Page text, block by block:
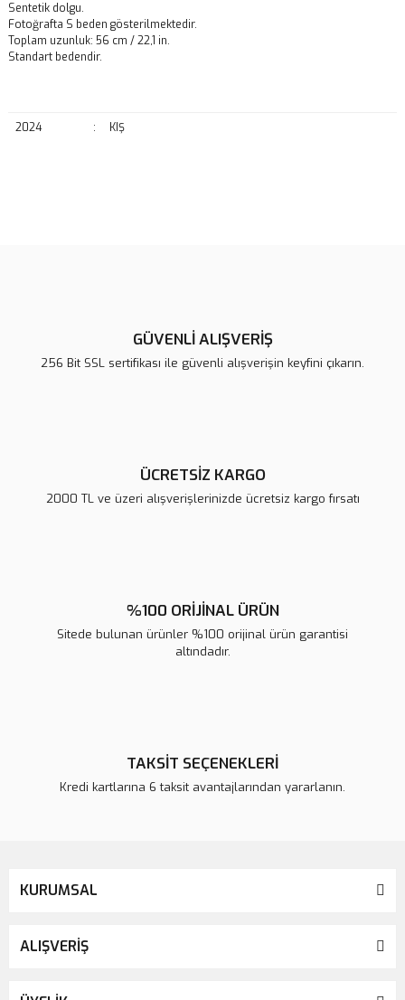
Sentetik dolgu.
Fotoğrafta S beden gösterilmektedir.
Toplam uzunluk: 56 cm / 22,1 in.
Standart bedendir.
2024 : KIŞ
Ürün açıklamasında eksik bilgiler bulunuyor.
GÜVENLİ ALIŞVERİŞ
256 Bit SSL sertifikası ile güvenli alışverişin keyfini çıkarın.
ÜCRETSİZ KARGO
2000 TL ve üzeri alışverişlerinizde ücretsiz kargo fırsatı
%100 ORİJİNAL ÜRÜN
Sitede bulunan ürünler %100 orijinal ürün garantisi
altındadır.
TAKSİT SEÇENEKLERİ
Kredi kartlarına 6 taksit avantajlarından yararlanın.
KURUMSAL
ALIŞVERİŞ